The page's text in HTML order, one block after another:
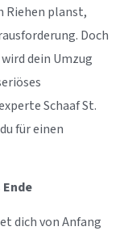
Riehen planst,
Doch
dein Umzug
Schaaf St.
für einen
dich von Anfang